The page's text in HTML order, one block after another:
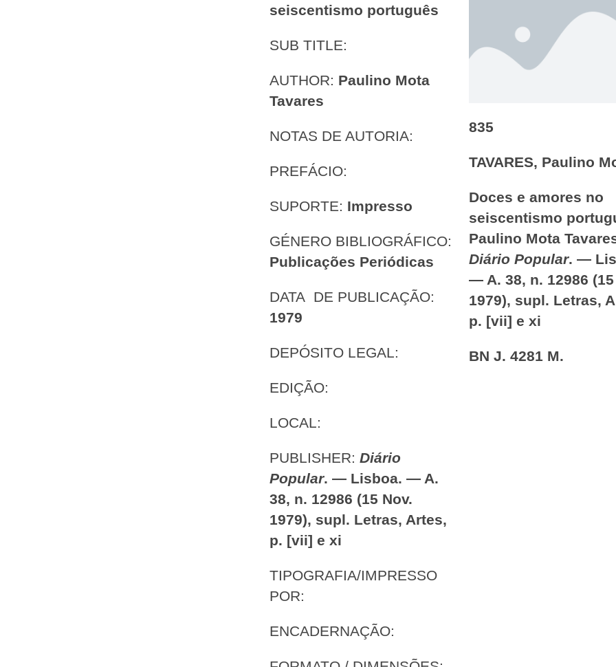
seiscentismo português
SUB TITLE:
AUTHOR: Paulino Mota
Tavares
NOTAS DE AUTORIA:
PREFÁCIO:
SUPORTE: Impresso
GÉNERO BIBLIOGRÁFICO:
Publicações Periódicas
DATA DE PUBLICAÇÃO:
1979
DEPÓSITO LEGAL:
EDIÇÃO:
LOCAL:
PUBLISHER: Diário
Popular. — Lisboa. — A.
38, n. 12986 (15 Nov.
1979), supl. Letras, Artes,
p. [vii] e xi
TIPOGRAFIA/IMPRESSO
POR:
ENCADERNAÇÃO:
835
TAVARES, Paulino
Doces e amores no
seiscentismo
Paulino Mota
Diário Popular. —
— A. 38, n. 12986 (15
1979), supl. Letras,
p. [vii] e xi
BN J. 4281 M.